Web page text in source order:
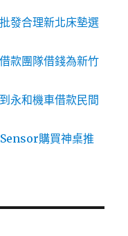
發合理新北床墊選
款團隊借錢為新竹
永和機車借款民間
購買神桌推